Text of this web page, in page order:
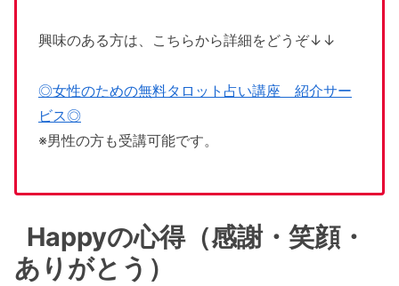
興味のある方は、こちらから詳細をどうぞ↓↓
◎女性のための無料タロット占い講座 紹介サー
ビス◎
※男性の方も受講可能です。
Happyの心得（感謝・笑顔・
ありがとう）